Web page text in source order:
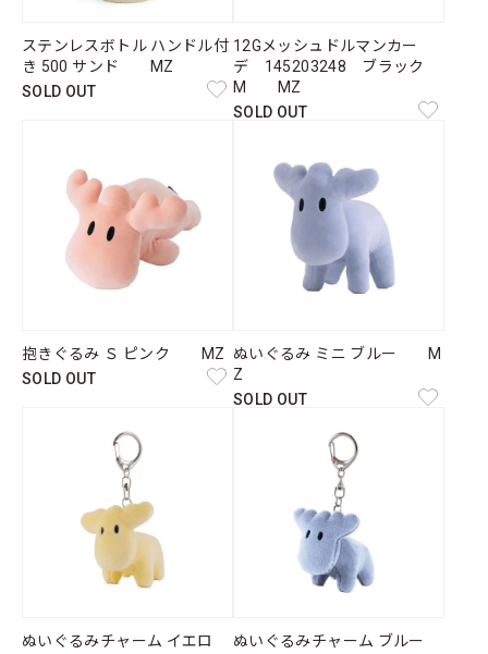
ステンレスボトル ハンドル付
き 500 サンド MZ
SOLD OUT
12Gメッシュドルマンカー
デ 145203248 ブラック
M MZ
SOLD OUT
抱きぐるみ Ｓ ピンク MZ
SOLD OUT
ぬいぐるみ ミニ ブルー M
Z
SOLD OUT
ぬいぐるみチャーム イエロ
ぬいぐるみチャーム ブルー